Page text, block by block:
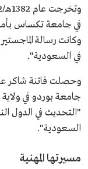
وكانت رسالة الماجستير
في السعودية".
جامعة بوردو في ولاية
"التحديث في الدول
السعودية".
مسيرتها المهنية